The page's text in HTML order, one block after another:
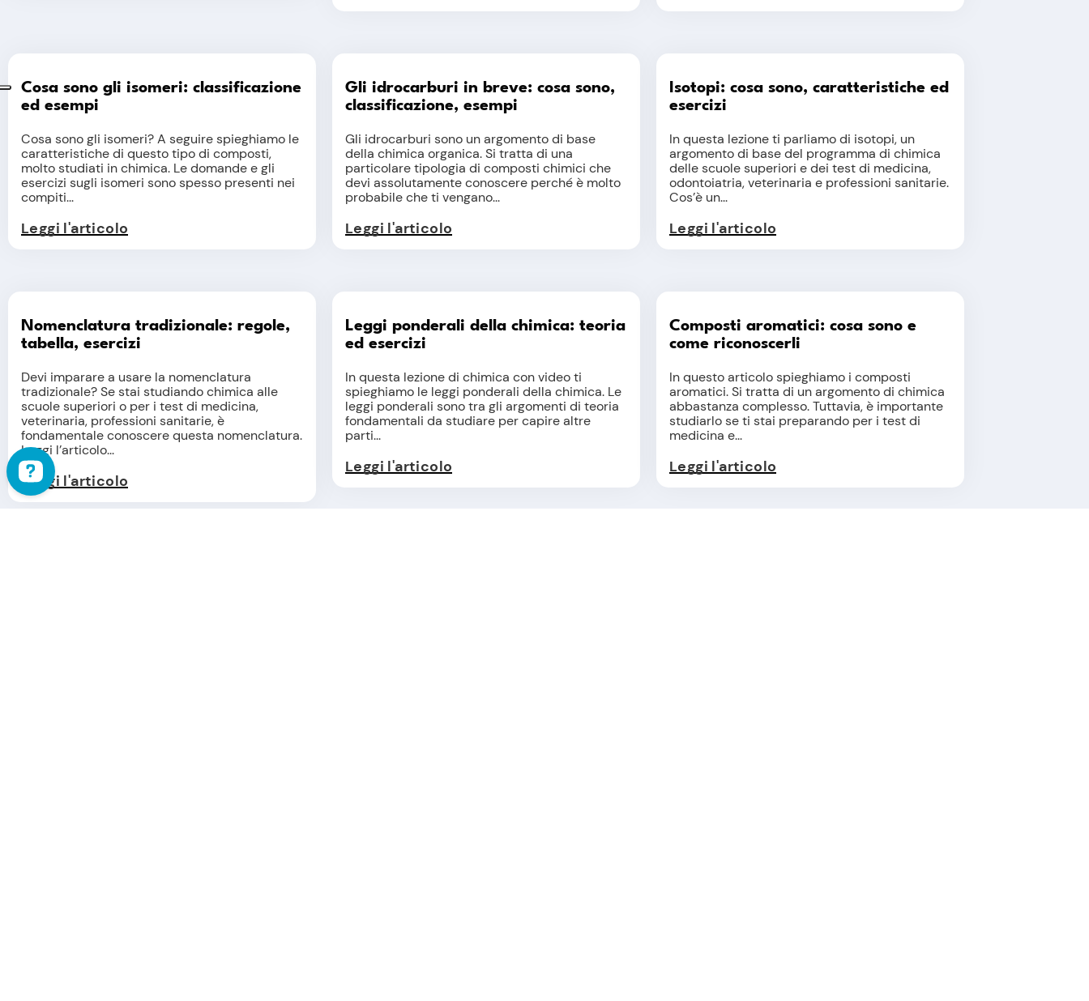
Cosa sono gli isomeri: classificazione
ed esempi
Cosa sono gli isomeri? A seguire spieghiamo le
caratteristiche di questo tipo di composti,
molto studiati in chimica. Le domande e gli
esercizi sugli isomeri sono spesso presenti nei
compiti...
Leggi l'articolo
Gli idrocarburi in breve: cosa sono,
classificazione, esempi
Gli idrocarburi sono un argomento di base
della chimica organica. Si tratta di una
particolare tipologia di composti chimici che
devi assolutamente conoscere perché è molto
probabile che ti vengano...
Leggi l'articolo
Isotopi: cosa sono, caratteristiche ed
esercizi
In questa lezione ti parliamo di isotopi, un
argomento di base del programma di chimica
delle scuole superiori e dei test di medicina,
odontoiatria, veterinaria e professioni sanitarie.
Cos’è un...
Leggi l'articolo
Nomenclatura tradizionale: regole,
tabella, esercizi
Devi imparare a usare la nomenclatura
tradizionale? Se stai studiando chimica alle
scuole superiori o per i test di medicina,
veterinaria, professioni sanitarie, è
fondamentale conoscere questa nomenclatura.
Leggi l’articolo...
Leggi l'articolo
Leggi ponderali della chimica: teoria
ed esercizi
In questa lezione di chimica con video ti
spieghiamo le leggi ponderali della chimica. Le
leggi ponderali sono tra gli argomenti di teoria
fondamentali da studiare per capire altre
parti...
Leggi l'articolo
Composti aromatici: cosa sono e
come riconoscerli
In questo articolo spieghiamo i composti
aromatici. Si tratta di un argomento di chimica
abbastanza complesso. Tuttavia, è importante
studiarlo se ti stai preparando per i test di
medicina e...
Leggi l'articolo